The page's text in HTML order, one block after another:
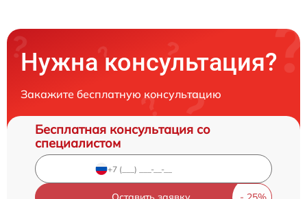
Нужна консультация?
Закажите бесплатную консультацию
Бесплатная консультация со
специалистом